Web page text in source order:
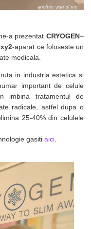
a prezentatCRYOGEN–
-aparat ce foloseste un
medicala.
in industria estetica si
important de celule
imbina tratamentul de
radicale, astfel dupa o
25-40% din celulele
gasiti aici